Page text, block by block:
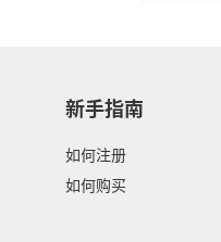
新手指南
如何注册
如何购买